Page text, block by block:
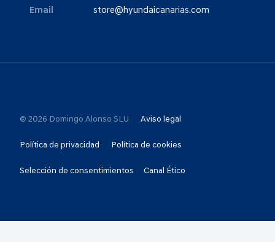
Email store@hyundaicanarias.com
© 2026 Domingo Alonso SLU Aviso legal
Política de privacidad Política de cookies
Selección de consentimientos Canal Ético